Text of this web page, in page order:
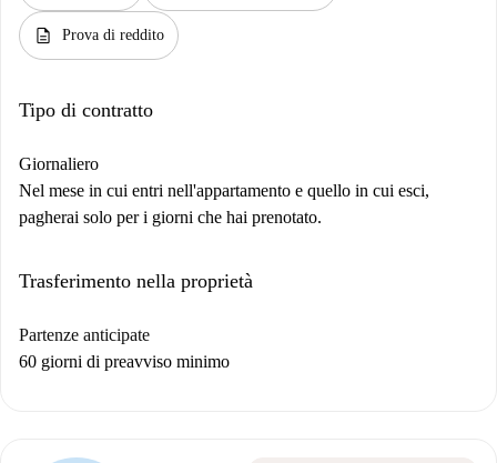
description Prova di reddito
Tipo di contratto
Giornaliero
Nel mese in cui entri nell'appartamento e quello in cui esci,
pagherai solo per i giorni che hai prenotato.
Trasferimento nella proprietà
Partenze anticipate
60 giorni di preavviso minimo